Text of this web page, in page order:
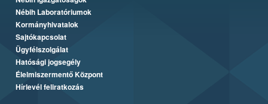
Nébih Laboratóriumok
Kormányhivatalok
Sajtókapcsolat
Ügyfélszolgálat
Hatósági jogsegély
Élelmiszermentő Központ
Hírlevél feliratkozás